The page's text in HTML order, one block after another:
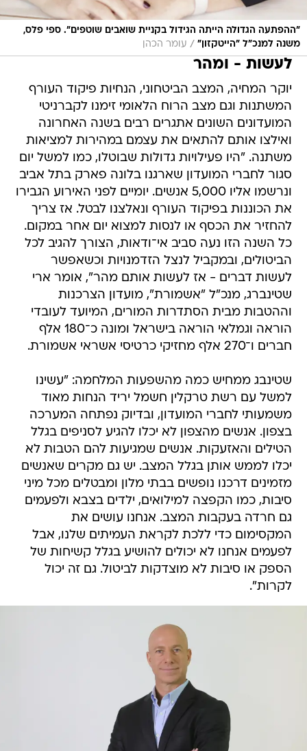
"ההפתעה הגדולה הייתה הגידול בקניית שואבים שוטפים". ספי פלס,
משנה למנכ"ל "הייטקזון" / עומר הכהן
לעשות - ומהר
יוקר המחיה, המצב הביטחוני, הנחיות פיקוד העורף
המשתנות וגם מצב הרוח הלאומי זימנו לקברניטי
המועדונים השונים אתגרים רבים בשנה האחרונה
ואילצו אותם להתאים את עצמם במהירות למציאות
משתנה. "היו פעילויות גדולות שבוטלו, כמו למשל יום
סגור לחברי המועדון שארגנו בלונה פארק בתל אביב
ונרשמו אליו 5,000 אנשים. יומיים לפני האירוע הגבירו
את הכוננות בפיקוד העורף ונאלצנו לבטל. אז צריך
להחזיר את הכסף או לנסות למצוא יום אחר במקום.
כל השנה הזו נעה סביב אי־‏‏ודאות, הצורך להגיב לכל
הביטולים, ובמקביל לנצל הזדמנויות וכשאפשר
לעשות דברים - אז לעשות אותם מהר", אומר ארי
שטינברג, מנכ"ל "אשמורת", מועדון הצרכנות
וההטבות מבית הסתדרות המורים, המיועד לעובדי
הוראה וגמלאי הוראה בישראל ומונה כ־180 אלף
חברים ו־270 אלף מחזיקי כרטיסי אשראי אשמורת.
שטינבג ממחיש כמה מהשפעות המלחמה: "עשינו
למשל עם רשת טרקלין חשמל יריד הנחות מאוד
משמעותי לחברי המועדון, ובדיוק נפתחה המערכה
בצפון. אנשים מהצפון לא יכלו להגיע לסניפים בגלל
הטילים והאזעקות. אנשים שמגיעות להם הטבות לא
יכלו לממש אותן בגלל המצב. יש גם מקרים שאנשים
מזמינים דרכנו נופשים בבתי מלון ומבטלים מכל מיני
סיבות, כמו הקפצה למילואים, ילדים בצבא ולפעמים
גם חרדה בעקבות המצב. אנחנו עושים את
המקסימום כדי ללכת לקראת העמיתים שלנו, אבל
לפעמים אנחנו לא יכולים להושיע בגלל קשיחות של
הספק או סיבות לא מוצדקות לביטול. גם זה יכול
לקרות".